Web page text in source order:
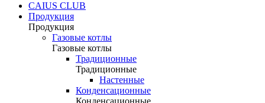
CAIUS CLUB
Продукция
Продукция
Газовые котлы
Газовые котлы
Традиционные
Традиционные
Настенные
Конденсационные
Конденсационные